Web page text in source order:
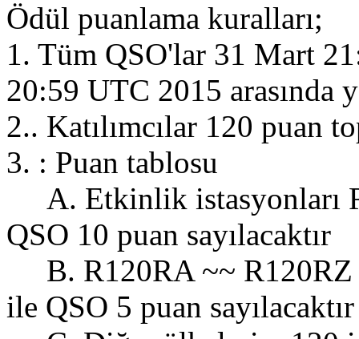
Ödül puanlama kuralları;
1. Tüm QSO'lar 31 Mart
20:59 UTC 2015 arasında
2.. Katılımcılar 120 puan
3. : Puan tablosu
A. Etkinlik istasyonları
QSO 10 puan sayılacaktır
B. R120RA ~~ R120RZ
ile QSO 5 puan sayılacaktır